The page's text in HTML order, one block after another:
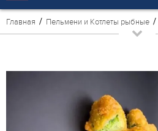
Главная Пельмени и Котлеты рыбные